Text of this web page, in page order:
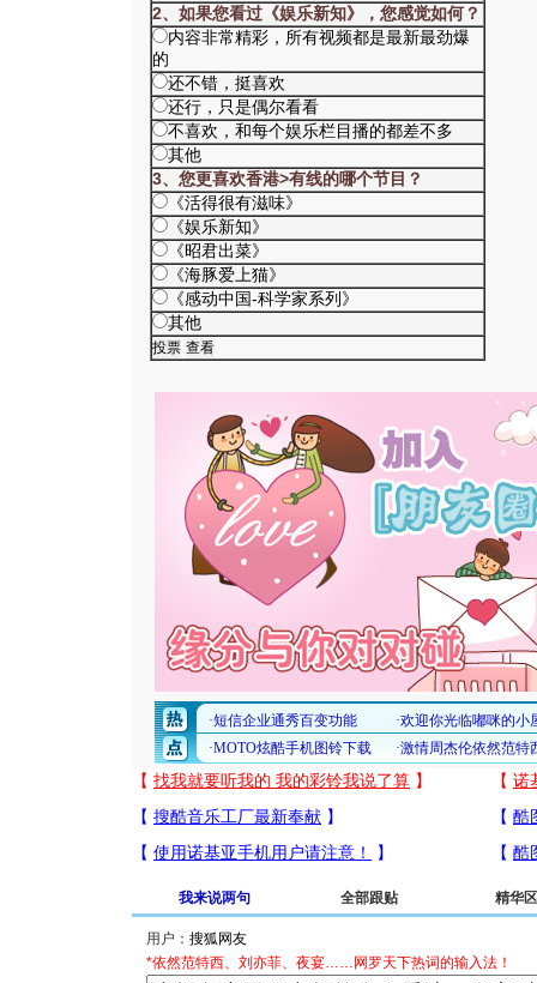
2、如果您看过《娱乐新知》，您感觉如何？
内容非常精彩，所有视频都是最新最劲爆
的
还不错，挺喜欢
还行，只是偶尔看看
不喜欢，和每个娱乐栏目播的都差不多
其他
3、您更喜欢香港>有线的哪个节目？
《活得很有滋味》
《娱乐新知》
《昭君出菜》
《海豚爱上猫》
《感动中国-科学家系列》
其他
我来说两句 全部跟贴 精华区
用户：
*依然范特西、刘亦菲、夜宴……网罗天下热词的输入法！